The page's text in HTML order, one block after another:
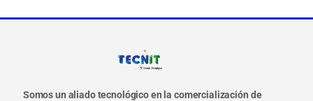
Somos un aliado tecnológico en la comercialización de